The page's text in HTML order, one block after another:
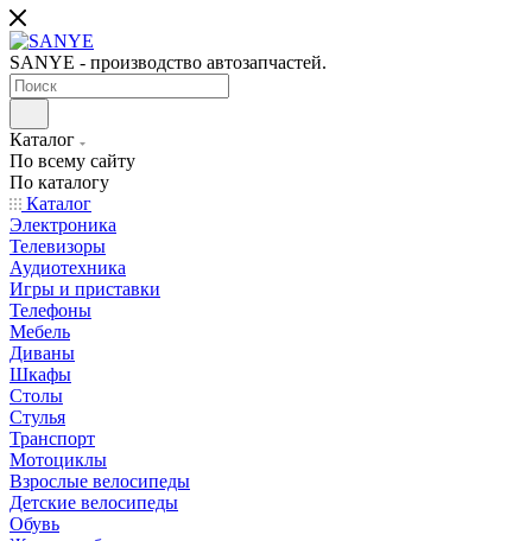
SANYE - производство автозапчастей.
Каталог
По всему сайту
По каталогу
Каталог
Электроника
Телевизоры
Аудиотехника
Игры и приставки
Телефоны
Мебель
Диваны
Шкафы
Столы
Стулья
Транспорт
Мотоциклы
Взрослые велосипеды
Детские велосипеды
Обувь